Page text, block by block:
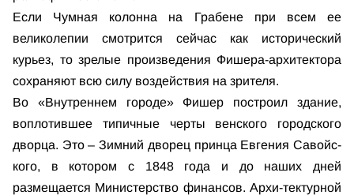
Если Чумная колонна на Грабене при всем ее
великолепии смотрится сейчас как исторический
курьез, то зрелые произведения Фишера-архитектора
сохраняют всю силу воздействия на зрителя.
Во «Внутреннем городе» Фишер построил здание,
воплотившее типичные черты венского городского
дворца. Это – Зимний дворец принца Евгения Савойс-
кого, в котором с 1848 года и до наших дней
размещается Министерство финансов. Архи-тектурной